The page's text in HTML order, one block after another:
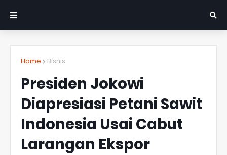
Home Bisnis
Presiden Jokowi
Diapresiasi Petani Sawit
Indonesia Usai Cabut
Larangan Ekspor